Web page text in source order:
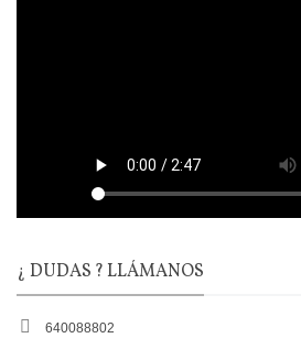
¿ DUDAS ? LLÁMANOS
640088802